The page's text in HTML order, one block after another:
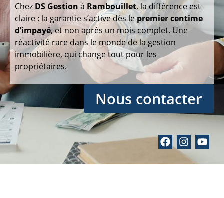
Chez DS Gestion à Rambouillet, la différence est
claire : la garantie s’active dès le premier centime
d’impayé, et non après un mois complet. Une
réactivité rare dans le monde de la gestion
immobilière, qui change tout pour les
propriétaires.
Nous contacter